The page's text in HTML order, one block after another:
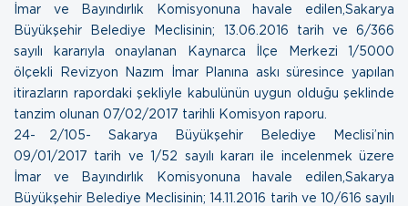
İmar ve Bayındırlık Komisyonuna havale edilen,Sakarya
Büyükşehir Belediye Meclisinin; 13.06.2016 tarih ve 6/366
sayılı kararıyla onaylanan Kaynarca İlçe Merkezi 1/5000
ölçekli Revizyon Nazım İmar Planına askı süresince yapılan
itirazların rapordaki şekliyle kabulünün uygun olduğu şeklinde
tanzim olunan 07/02/2017 tarihli Komisyon raporu.
24- 2/105- Sakarya Büyükşehir Belediye Meclisi’nin
09/01/2017 tarih ve 1/52 sayılı kararı ile incelenmek üzere
İmar ve Bayındırlık Komisyonuna havale edilen,Sakarya
Büyükşehir Belediye Meclisinin; 14.11.2016 tarih ve 10/616 sayılı